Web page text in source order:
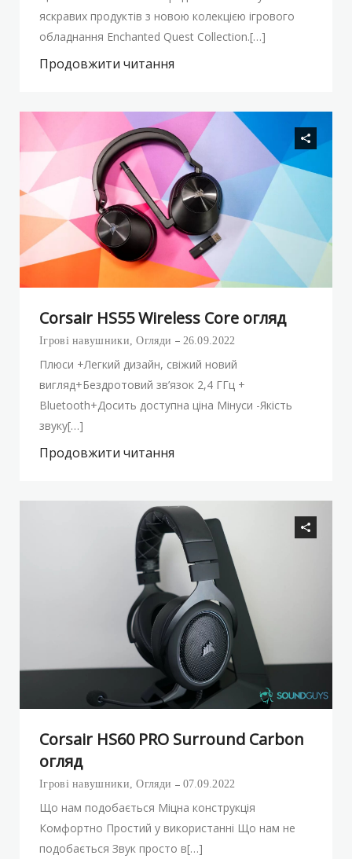
яскравих продуктів з новою колекцією ігрового
обладнання Enchanted Quest Collection.[…]
Продовжити читання
Corsair HS55 Wireless Core огляд
Ігрові навушники ,Огляди 26.09.2022
Плюси +Легкий дизайн, свіжий новий
вигляд+Бездротовий зв’язок 2,4 ГГц +
Bluetooth+Досить доступна ціна Мінуси -Якість
звуку[…]
Продовжити читання
Corsair HS60 PRO Surround Carbon
огляд
Ігрові навушники,Огляди 07.09.2022
Що нам подобається Міцна конструкція
Комфортно Простий у використанні Що нам не
подобається Звук просто в[…]